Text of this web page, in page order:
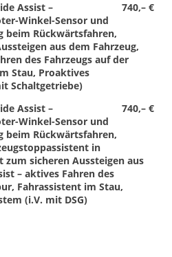
740,– €
Assist –
Winkel-Sensor und
beim Rückwärtsfahren,
aus dem Fahrzeug,
des Fahrzeugs auf der
Stau, Proaktives
Schaltgetriebe)
740,– €
Assist –
Winkel-Sensor und
beim Rückwärtsfahren,
in
sicheren Aussteigen aus
– aktives Fahren des
Fahrassistent im Stau,
(i.V. mit DSG)